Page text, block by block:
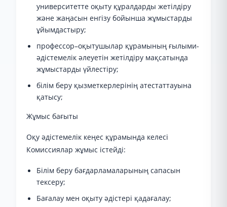
университетте оқыту құралдарды жетілдіру
және жаңасын енгізу бойынша жұмыстарды
ұйымдастыру;
профессор–оқытушылар құрамының ғылыми-
әдістемелік әлеуетін жетілдіру мақсатында
жұмыстарды үйлестіру;
білім беру қызметкерлерінің атестаттауына
қатысу;
Жұмыс бағыты
Оқу әдістемелік кеңес құрамында келесі
Комиссиялар жұмыс істейді:
Білім беру бағдарламаларының сапасын
тексеру;
Бағалау мен оқыту әдістері қадағалау;